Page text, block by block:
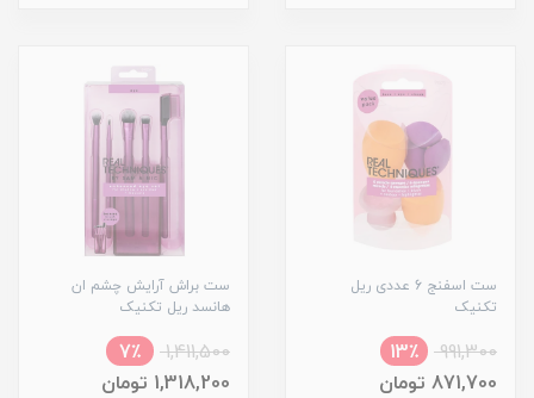
ست اسفنج 6 عددی ریل
تکنیک
991,300
13٪
871,700 تومان
ست براش آرایش چشم ان
هانسد ریل تکنیک
1,411,500
7٪
1,318,200 تومان